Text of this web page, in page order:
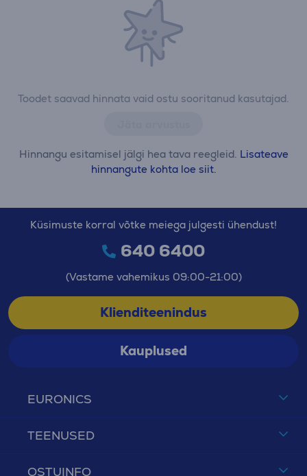
Toodet saavad hinnata vaid ostu sooritanud kasutajad.
Hinnangu esitamisel jälgi hea tava reegleid. Lisateave
hinnangute kohta loe siit.
EURONICS
TEENUSED
OSTUINFO
Küsimuste korral võtke meiega julgesti ühendust!
640 6400
(Vastame vahemikus 09:00-21:00)
Klienditeenindus
Kauplused